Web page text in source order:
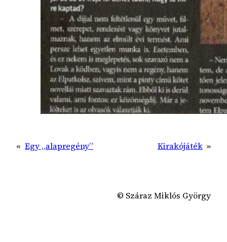
« Egy „alapregény” Kirakójáték »
© Száraz Miklós György